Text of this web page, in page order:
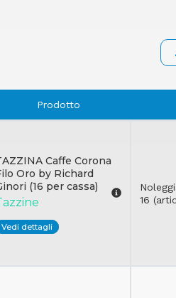
Prodotto
Caffe Corona
Oro by Richard
(16 per cassa)
Vedi dettagli
16